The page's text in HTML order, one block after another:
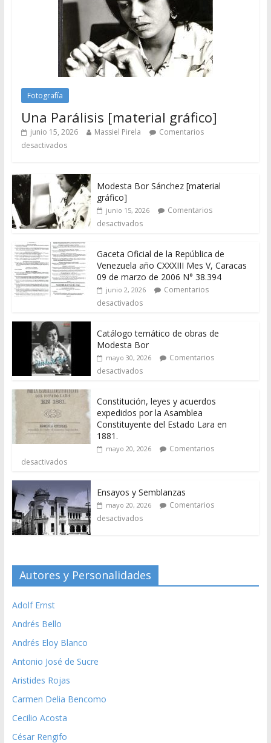
Fotografía
Una Parálisis [material gráfico]
junio 15, 2026 Massiel Pirela
Comentarios
desactivados
Modesta Bor Sánchez [material
gráfico]
junio 15, 2026
Comentarios
desactivados
Gaceta Oficial de la República de
Venezuela año CXXXIII Mes V, Caracas
09 de marzo de 2006 N° 38.394
junio 2, 2026
Comentarios
desactivados
Catálogo temático de obras de
Modesta Bor
mayo 30, 2026
Comentarios
desactivados
Constitución, leyes y acuerdos
expedidos por la Asamblea
Constituyente del Estado Lara en
1881.
mayo 20, 2026
Comentarios
desactivados
Ensayos y Semblanzas
mayo 20, 2026
Comentarios
desactivados
Autores y Personalidades
Adolf Ernst
Andrés Bello
Andrés Eloy Blanco
Antonio José de Sucre
Aristides Rojas
Carmen Delia Bencomo
Cecilio Acosta
César Rengifo